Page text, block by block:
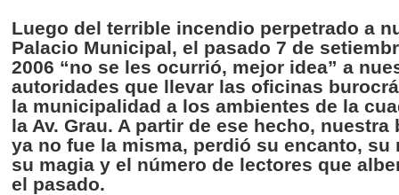
Luego del terrible incendio perpetrado a
Palacio Municipal, el pasado 7 de
2006 “no se les ocurrió, mejor idea” a
autoridades que llevar las oficinas
la municipalidad a los ambientes de la
la Av. Grau. A partir de ese hecho, nuestra
ya no fue la misma, perdió su encanto, su
su magia y el número de lectores que
el pasado.